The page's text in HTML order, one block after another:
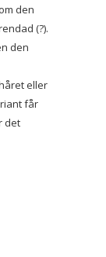
den
(?).
den
eller
får
det